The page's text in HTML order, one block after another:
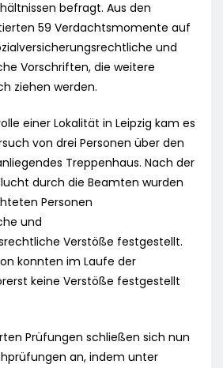
befragt. Aus den
59 Verdachtsmomente auf
und
Vorschriften, die weitere
ziehen werden.
einer Lokalität in Leipzig kam es
von drei Personen über den
Treppenhaus. Nach der
durch die Beamten wurden
Personen
und
Verstöße festgestellt.
konnten im Laufe der
keine Verstöße festgestellt
Prüfungen schließen sich nun
an, indem unter